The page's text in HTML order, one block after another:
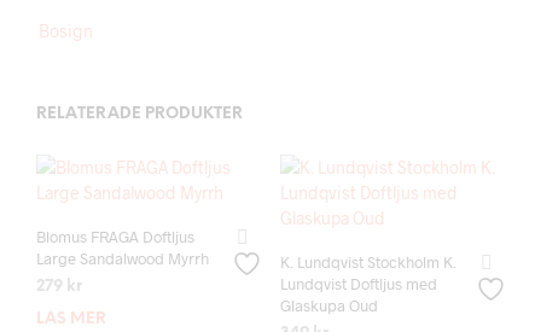
Bosign
RELATERADE PRODUKTER
Blomus FRAGA Doftljus
Large Sandalwood Myrrh
279 kr
LÄS MER
K. Lundqvist Stockholm K.
Lundqvist Doftljus med
Glaskupa Oud